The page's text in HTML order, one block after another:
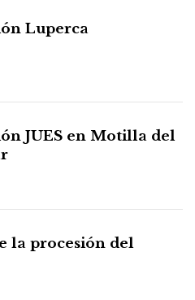
Luperca
JUES en Motilla del
la procesión del